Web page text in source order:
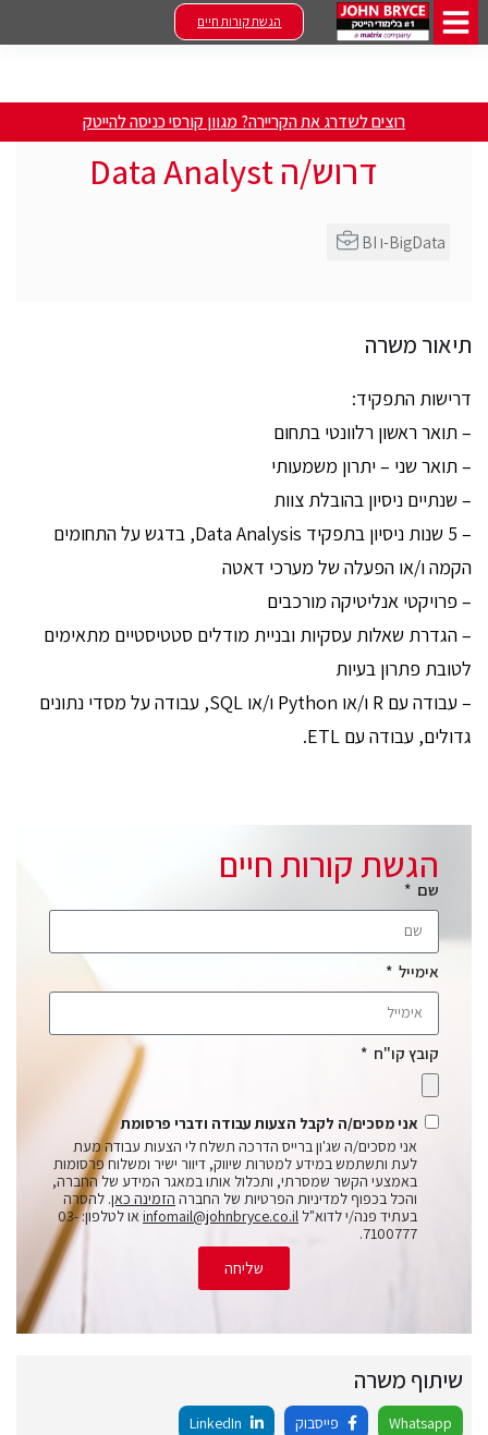
הגשת קורות חיים
רוצים לשדרג את הקריירה? מגוון קורסי כניסה להייטק
דרוש/ה Data Analyst
תיאור משרה
דרישות התפקיד:
– תואר ראשון רלוונטי בתחום
– תואר שני – יתרון משמעותי
– שנתיים ניסיון בהובלת צוות
– 5 שנות ניסיון בתפקיד Data Analysis, בדגש על התחומים
הקמה ו/או הפעלה של מערכי דאטה
– פרויקטי אנליטיקה מורכבים
– הגדרת שאלות עסקיות ובניית מודלים סטטיסטיים מתאימים
לטובת פתרון בעיות
– עבודה עם R ו/או Python ו/או SQL, עבודה על מסדי נתונים
גדולים, עבודה עם ETL.
הגשת קורות חיים
שם
אימייל
קובץ קו"ח
אני מסכים/ה לקבל הצעות עבודה ודברי פרסומת
אני מסכים/ה שג'ון ברייס הדרכה תשלח לי הצעות עבודה מעת
לעת ותשתמש במידע למטרות שיווק, דיוור ישיר ומשלוח פרסומות
באמצעי הקשר שמסרתי, ותכלול אותו במאגר המידע של החברה,
והכל בכפוף למדיניות הפרטיות של החברה הזמינה כאן. להסרה
בעתיד פנה/י לדוא"ל infomail@johnbryce.co.il
או לטלפון: 03-
7100777.
שליחה
שיתוף משרה
Whatsapp פייסבוק